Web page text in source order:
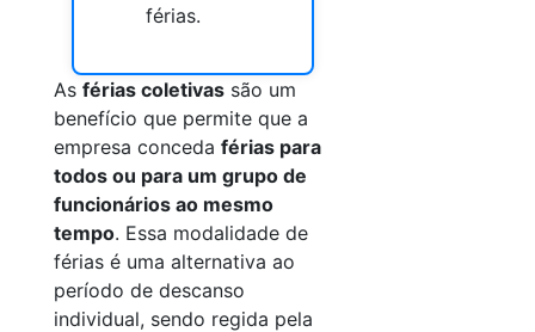
férias.
As férias coletivas são um
benefício que permite que a
empresa conceda férias para
todos ou para um grupo de
funcionários ao mesmo
tempo. Essa modalidade de
férias é uma alternativa ao
período de descanso
individual, sendo regida pela